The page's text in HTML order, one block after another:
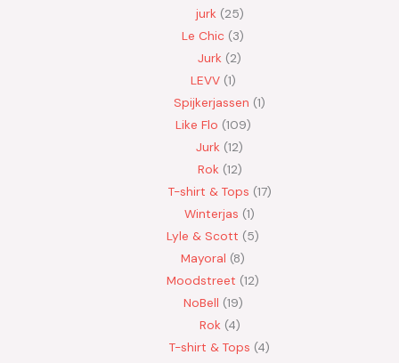
jurk 25
Le Chic 3
Jurk 2
LEVV 1
Spijkerjassen 1
Like Flo 109
Jurk 12
Rok 12
T-shirt & Tops 17
Winterjas 1
Lyle & Scott 5
Mayoral 8
Moodstreet 12
NoBell 19
Rok 4
T-shirt & Tops 4